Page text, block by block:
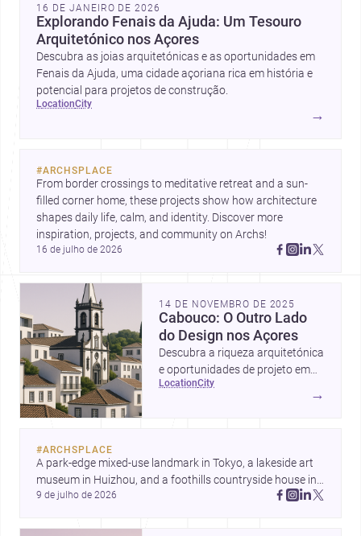
16 DE JANEIRO DE 2026
Explorando Fenais da Ajuda: Um Tesouro
Arquitetónico nos Açores
Descubra as joias arquitetónicas e as oportunidades em
Fenais da Ajuda, uma cidade açoriana rica em história e
potencial para projetos de construção.
location city
→
#ARCHSPLACE
From border crossings to meditative retreat and a sun-
filled corner home, these projects show how architecture
shapes daily life, calm, and identity. Discover more
inspiration, projects, and community on Archs!
16 de julho de 2026
14 DE NOVEMBRO DE 2025
Cabouco: O Outro Lado
do Design nos Açores
Descubra a riqueza arquitetónica
e oportunidades de projeto em
Cabouco, Açores.
location city
→
#ARCHSPLACE
A park-edge mixed-use landmark in Tokyo, a lakeside art
museum in Huizhou, and a foothills countryside house in
Cayambe show architecture shaping place, culture, and
9 de julho de 2026